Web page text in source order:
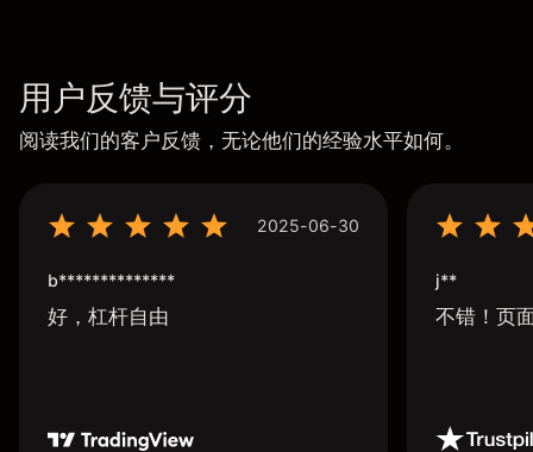
用户反馈与评分
阅读我们的客户反馈，无论他们的经验水平如何。
2025-06-30
b**************
好，杠杆自由
j**
不错！页